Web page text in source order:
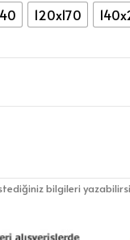
120x170
bilgileri